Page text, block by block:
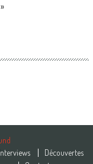
Découvertes